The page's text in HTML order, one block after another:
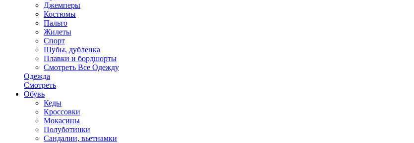
Джемперы
Костюмы
Пальто
Жилеты
Спорт
Шубы, дубленка
Плавки и бордшорты
Смотреть Все Одежду
Одежда
Смотреть
Обувь
Кеды
Кроссовки
Мокасины
Полуботинки
Сандалии, вьетнамки